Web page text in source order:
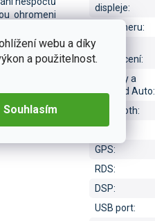
webu a díky
a použitelnost.
Souhlasím
ohromeni
rozlišenís
než
displeje:
Typ tuneru:
Barva
podsvícení:
CarPlay a
Android Auto:
Bluetooth:
Wi-Fi
GPS:
RDS:
DSP:
USB port: